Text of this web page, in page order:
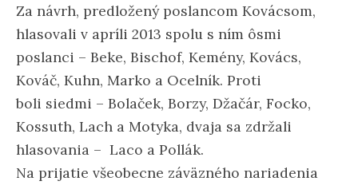
Za návrh, predložený poslancom Kovácsom,
hlasovali v apríli 2013 spolu s ním ôsmi
poslanci – Beke, Bischof, Kemény, Kovács,
Kováč, Kuhn, Marko a Ocelník. Proti
boli siedmi – Bolaček, Borzy, Džačár, Focko,
Kossuth, Lach a Motyka, dvaja sa zdržali
hlasovania – Laco a Pollák.
Na prijatie všeobecne záväzného nariadenia